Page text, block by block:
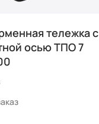
тележка с
осью ТПО 7